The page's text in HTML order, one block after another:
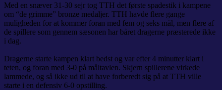
Med en snæver 31-30 sejr tog TTH det første spadestik i kampene
om “de grimme” bronze medaljer. TTH havde flere gange
muligheden for at kommer foran med fem og seks mål, men flere af
de spillere som gennem sæsonen har båret dragerne præsterede ikke
i dag.
Dragerne starte kampen klart bedst og var efter 4 minutter klart i
teten, og foran med 3-0 på måltavlen. Skjern spillerene virkede
lammede, og så ikke ud til at have forberedt sig på at TTH ville
starte i en defensiv 6-0 opstilling.